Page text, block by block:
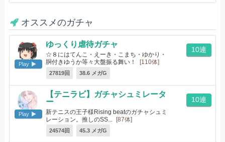
オススメのガチャ
Play
ゆっくり虐待ガチャ
☆８にはてんこ・えーき・こまち・ゆかり・
胴付きゆうか等々大盤振る舞い！
[110体]
27819回 38.6 メガG
10連
Play
【テニラビ】ガチャシュミレータ
ー
新テニスの王子様Rising beatのガチャシュミ
レーション。推しのSS...
[87体]
24574回 45.3 メガG
10連